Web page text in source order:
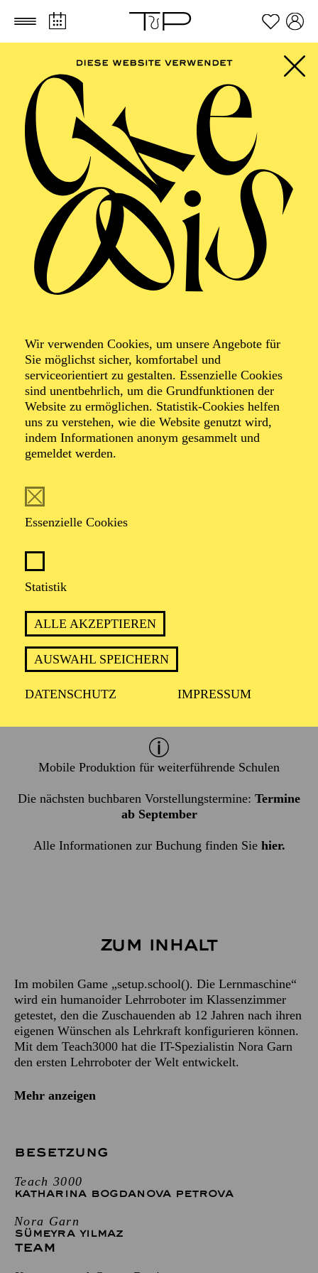
Zum Hauptinhalt springen Zum Footer springen
Wir verwenden Cookies, um unsere Angebote für
Sie möglichst sicher, komfortabel und
serviceorientiert zu gestalten. Essenzielle Cookies
sind unentbehrlich, um die Grundfunktionen der
Website zu ermöglichen. Statistik-Cookies helfen
uns zu verstehen, wie die Website genutzt wird,
indem Informationen anonym gesammelt und
gemeldet werden.
Essenzielle Cookies
Statistik
ALLE AKZEPTIEREN
AUSWAHL SPEICHERN
DATENSCHUTZ IMPRESSUM
SCHAUSPIEL ESSEN
setup.school().
Die Lernmaschine
Ein theatrales Game von machina eX
Mobile Produktion ab 12 Jahren
ca. 45 Minuten
Mobile Produktion für weiterführende Schulen
Die nächsten buchbaren Vorstellungstermine: Termine
ab September
Alle Informationen zur Buchung finden Sie hier.
Zum Inhalt
Im mobilen Game „setup.school(). Die Lernmaschine“
wird ein humanoider Lehrroboter im Klassenzimmer
getestet, den die Zuschauenden ab 12 Jahren nach ihren
eigenen Wünschen als Lehrkraft konfigurieren können.
Mit dem Teach3000 hat die IT-Spezialistin Nora Garn
den ersten Lehrroboter der Welt entwickelt.
Mehr anzeigen
BESETZUNG
Teach 3000
KATHARINA BOGDANOVA PETROVA
Nora Garn
SÜMEYRA YILMAZ
TEAM